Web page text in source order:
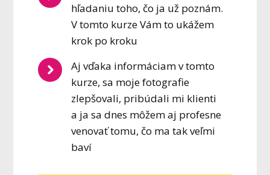
hľadaniu toho, čo ja už poznám.
V tomto kurze Vám to ukážem
krok po kroku
Aj vďaka informáciam v tomto
kurze, sa moje fotografie
zlepšovali, pribúdali mi klienti
a ja sa dnes môžem aj profesne
venovať tomu, čo ma tak veľmi
baví